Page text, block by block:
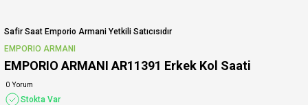
Safir Saat Emporio Armani Yetkili Satıcısıdır
EMPORIO ARMANI
EMPORIO ARMANI AR11391 Erkek Kol Saati
0 Yorum
Stokta Var